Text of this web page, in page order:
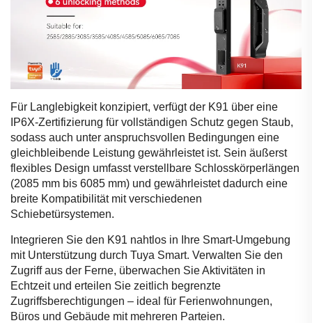
Für Langlebigkeit konzipiert, verfügt der K91 über eine
IP6X-Zertifizierung für vollständigen Schutz gegen Staub,
sodass auch unter anspruchsvollen Bedingungen eine
gleichbleibende Leistung gewährleistet ist. Sein äußerst
flexibles Design umfasst verstellbare Schlosskörperlängen
(2085 mm bis 6085 mm) und gewährleistet dadurch eine
breite Kompatibilität mit verschiedenen
Schiebetürsystemen.
Integrieren Sie den K91 nahtlos in Ihre Smart-Umgebung
mit Unterstützung durch Tuya Smart. Verwalten Sie den
Zugriff aus der Ferne, überwachen Sie Aktivitäten in
Echtzeit und erteilen Sie zeitlich begrenzte
Zugriffsberechtigungen – ideal für Ferienwohnungen,
Büros und Gebäude mit mehreren Parteien.